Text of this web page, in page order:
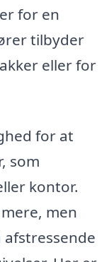
for en
tilbyder
eller for
for at
som
kontor.
men